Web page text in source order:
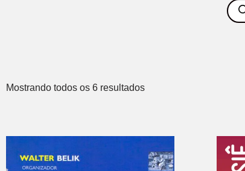
Mostrando todos os 6 resultados